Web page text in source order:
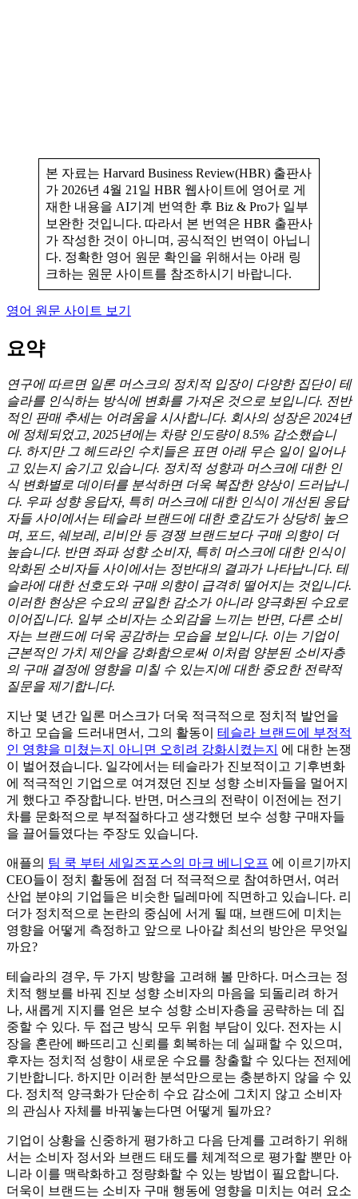
본 자료는 Harvard Business Review(HBR) 출판사
가 2026년 4월 21일 HBR 웹사이트에 영어로 게
재한 내용을 AI기계 번역한 후 Biz & Pro가 일부
보완한 것입니다. 따라서 본 번역은 HBR 출판사
가 작성한 것이 아니며, 공식적인 번역이 아닙니
다. 정확한 영어 원문 확인을 위해서는 아래 링
크하는 원문 사이트를 참조하시기 바랍니다.
영어 원문 사이트 보기
요약
연구에 따르면 일론 머스크의 정치적 입장이 다양한 집단이 테
슬라를 인식하는 방식에 변화를 가져온 것으로 보입니다. 전반
적인 판매 추세는 어려움을 시사합니다. 회사의 성장은 2024년
에 정체되었고, 2025년에는 차량 인도량이 8.5% 감소했습니
다. 하지만 그 헤드라인 수치들은 표면 아래 무슨 일이 일어나
고 있는지 숨기고 있습니다. 정치적 성향과 머스크에 대한 인
식 변화별로 데이터를 분석하면 더욱 복잡한 양상이 드러납니
다. 우파 성향 응답자, 특히 머스크에 대한 인식이 개선된 응답
자들 사이에서는 테슬라 브랜드에 대한 호감도가 상당히 높으
며, 포드, 쉐보레, 리비안 등 경쟁 브랜드보다 구매 의향이 더
높습니다. 반면 좌파 성향 소비자, 특히 머스크에 대한 인식이
악화된 소비자들 사이에서는 정반대의 결과가 나타납니다. 테
슬라에 대한 선호도와 구매 의향이 급격히 떨어지는 것입니다.
이러한 현상은 수요의 균일한 감소가 아니라 양극화된 수요로
이어집니다. 일부 소비자는 소외감을 느끼는 반면, 다른 소비
자는 브랜드에 더욱 공감하는 모습을 보입니다. 이는 기업이
근본적인 가치 제안을 강화함으로써 이처럼 양분된 소비자층
의 구매 결정에 영향을 미칠 수 있는지에 대한 중요한 전략적
질문을 제기합니다.
지난 몇 년간 일론 머스크가 더욱 적극적으로 정치적 발언을
하고 모습을 드러내면서, 그의 활동이 테슬라 브랜드에 부정적
인 영향을 미쳤는지 아니면 오히려 강화시켰는지
에 대한 논쟁
이 벌어졌습니다. 일각에서는 테슬라가 진보적이고 기후변화
에 적극적인 기업으로 여겨졌던 진보 성향 소비자들을 멀어지
게 했다고 주장합니다. 반면, 머스크의 전략이 이전에는 전기
차를 문화적으로 부적절하다고 생각했던 보수 성향 구매자들
을 끌어들였다는 주장도 있습니다.
애플의 팀 쿡 부터 세일즈포스의 마크 베니오프 에 이르기까지
CEO들이 정치 활동에 점점 더 적극적으로 참여하면서, 여러
산업 분야의 기업들은 비슷한 딜레마에 직면하고 있습니다. 리
더가 정치적으로 논란의 중심에 서게 될 때, 브랜드에 미치는
영향을 어떻게 측정하고 앞으로 나아갈 최선의 방안은 무엇일
까요?
테슬라의 경우, 두 가지 방향을 고려해 볼 만하다. 머스크는 정
치적 행보를 바꿔 진보 성향 소비자의 마음을 되돌리려 하거
나, 새롭게 지지를 얻은 보수 성향 소비자층을 공략하는 데 집
중할 수 있다. 두 접근 방식 모두 위험 부담이 있다. 전자는 시
장을 혼란에 빠뜨리고 신뢰를 회복하는 데 실패할 수 있으며,
후자는 정치적 성향이 새로운 수요를 창출할 수 있다는 전제에
기반합니다. 하지만 이러한 분석만으로는 충분하지 않을 수 있
다. 정치적 양극화가 단순히 수요 감소에 그치지 않고 소비자
의 관심사 자체를 바꿔놓는다면 어떻게 될까요?
기업이 상황을 신중하게 평가하고 다음 단계를 고려하기 위해
서는 소비자 정서와 브랜드 태도를 체계적으로 평가할 뿐만 아
니라 이를 맥락화하고 정량화할 수 있는 방법이 필요합니다.
더욱이 브랜드는 소비자 구매 행동에 영향을 미치는 여러 요소